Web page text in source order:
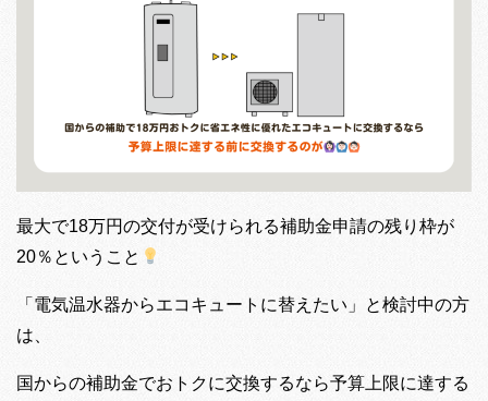
最大で18万円の交付が受けられる補助金申請の残り枠が
20％ということ
「電気温水器からエコキュートに替えたい」と検討中の方
は、
国からの補助金でおトクに交換するなら予算上限に達する